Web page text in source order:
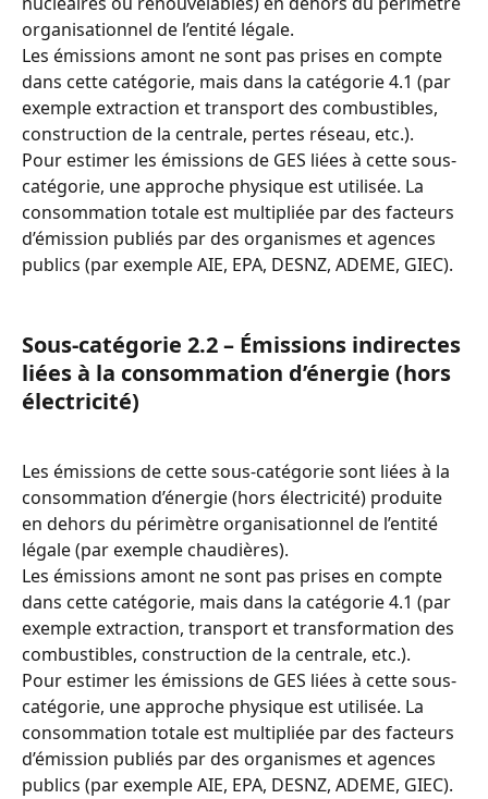
organisationnel de l’entité légale.
Les émissions amont ne sont pas prises en compte
dans cette catégorie, mais dans la catégorie 4.1 (par
exemple extraction et transport des combustibles,
construction de la centrale, pertes réseau, etc.).
Pour estimer les émissions de GES liées à cette sous-
catégorie, une approche physique est utilisée. La
consommation totale est multipliée par des facteurs
d’émission publiés par des organismes et agences
publics (par exemple AIE, EPA, DESNZ, ADEME, GIEC).
Sous-catégorie 2.2 – Émissions indirectes
liées à la consommation d’énergie (hors
électricité)
Les émissions de cette sous-catégorie sont liées à la
consommation d’énergie (hors électricité) produite
en dehors du périmètre organisationnel de l’entité
légale (par exemple chaudières).
Les émissions amont ne sont pas prises en compte
dans cette catégorie, mais dans la catégorie 4.1 (par
exemple extraction, transport et transformation des
combustibles, construction de la centrale, etc.).
Pour estimer les émissions de GES liées à cette sous-
catégorie, une approche physique est utilisée. La
consommation totale est multipliée par des facteurs
d’émission publiés par des organismes et agences
publics (par exemple AIE, EPA, DESNZ, ADEME, GIEC).